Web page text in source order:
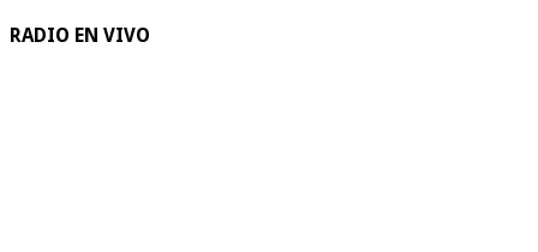
RADIO EN VIVO